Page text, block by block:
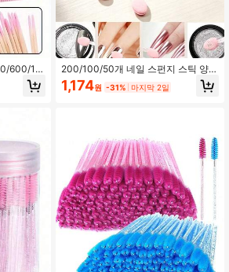
600/10
폴리시
신 뷰티
200/100/50개 네일 스펀지 스틱 양면
스펀지 브러쉬 그라디언트 네일 브러
쉬 핸드 클립 라인석 브러쉬
1,174원 -31% 마지막 2일